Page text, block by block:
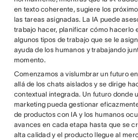
en texto coherente, sugiere los
las tareas asignadas. La IA puede
trabajo hacer, planificar cómo hacerlo
algunos tipos de trabajo que se le
ayuda de los humanos y trabajando
momento.
Comenzamos a vislumbrar un futuro
allá de los chats aislados y se dirige
contextual integrada. Un futuro donde
marketing pueda gestionar
de productos con IA y los humanos
avances en cada etapa hasta que se
alta calidad y el producto llegue al